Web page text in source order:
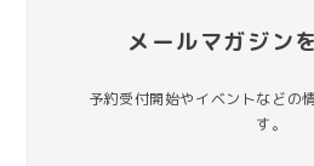
メールマガジン
予約受付開始やイベントなどの
す。